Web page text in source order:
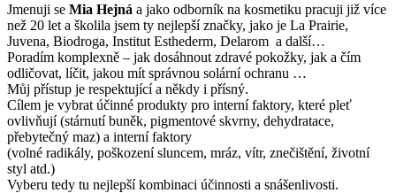
Jmenuji se Mia Hejná a jako odborník na kosmetiku pracuji již více
než 20 let a školila jsem ty nejlepší značky, jako je La Prairie,
Juvena, Biodroga, Institut Esthederm, Delarom a další…
Poradím komplexně – jak dosáhnout zdravé pokožky, jak a čím
odličovat, líčit, jakou mít správnou solární ochranu …
Můj přístup je respektující a někdy i přísný.
Cílem je vybrat účinné produkty pro interní faktory, které pleť
ovlivňují (stárnutí buněk, pigmentové skvrny, dehydratace,
přebytečný maz) a interní faktory
(volné radikály, poškození sluncem, mráz, vítr, znečištění, životní
styl atd.)
Vyberu tedy tu nejlepší kombinaci účinnosti a snášenlivosti.